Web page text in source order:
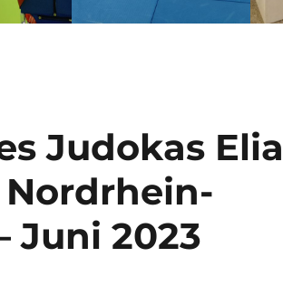
Judokas
Juni 2023